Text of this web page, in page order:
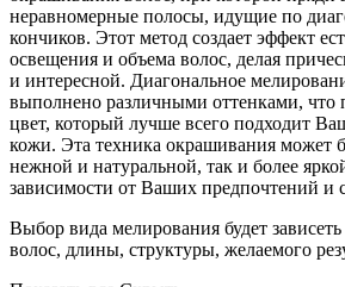
неравномерные полосы, идущие по
кончиков. Этот метод создает эффект
освещения и объема волос, делая
и интересной. Диагональное
выполнено различными оттенками, что
цвет, который лучше всего подходит
кожи. Эта техника окрашивания может
нежной и натуральной, так и более
зависимости от Ваших предпочтений и
Выбор вида мелирования будет
волос, длины, структуры, желаемого